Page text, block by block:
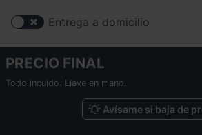
Entrega a domicilio
PRECIO FINAL
Todo incuido. Llave en mano.
Avísame si baja de